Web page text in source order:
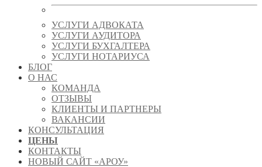
УСЛУГИ АДВОКАТА
УСЛУГИ АУДИТОРА
УСЛУГИ БУХГАЛТЕРА
УСЛУГИ НОТАРИУСА
БЛОГ
О НАС
КОМАНДА
ОТЗЫВЫ
КЛИЕНТЫ И ПАРТНЕРЫ
ВАКАНСИИ
КОНСУЛЬТАЦИЯ
ЦЕНЫ
КОНТАКТЫ
НОВЫЙ САЙТ «АРОУ»